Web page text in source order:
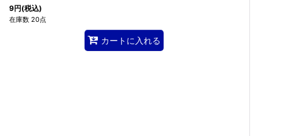
9円(税込)
在庫数 20点
カートに入れる